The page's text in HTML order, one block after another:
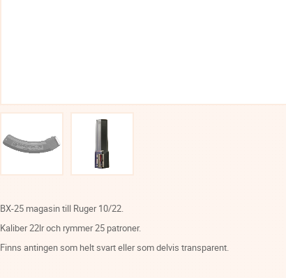
BX-25 magasin till Ruger 10/22.
Kaliber 22lr och rymmer 25 patroner.
Finns antingen som helt svart eller som delvis transparent.